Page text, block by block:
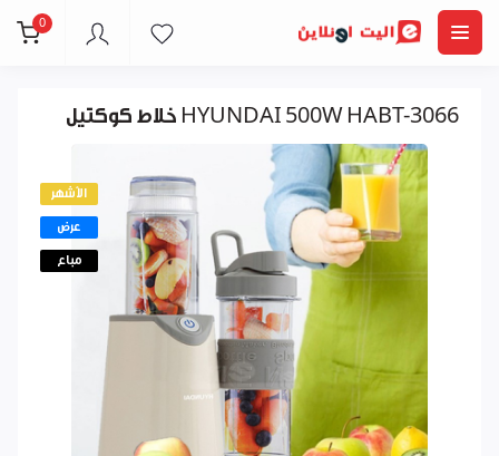
0
خلاط كوكتيل HYUNDAI 500W HABT-3066
الأشهر
عرض
مباع